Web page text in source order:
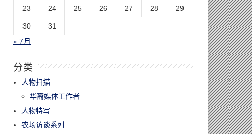
23 24 25 26 27 28 29
30
31
« 7月
分类
人物扫描
华裔媒体工作者
人物特写
农场访谈系列